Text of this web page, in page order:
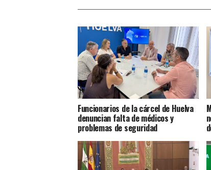
Funcionarios de la cárcel de Huelva
denuncian falta de médicos y
problemas de seguridad